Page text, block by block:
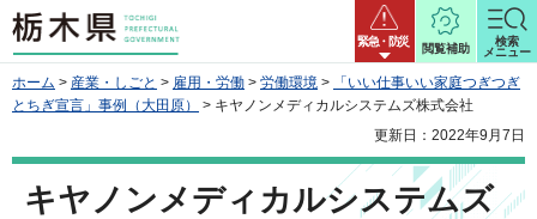
栃木県 緊急・防災
閲覧補助
検索
メニュー
ホーム > 産業・しごと > 雇用・労働 > 労働環境 >
「いい仕事いい家庭つぎつぎ
とちぎ宣言」事例（大田原）
> キヤノンメディカルシステムズ株式会社
更新日：2022年9月7日
キヤノンメディカルシステムズ